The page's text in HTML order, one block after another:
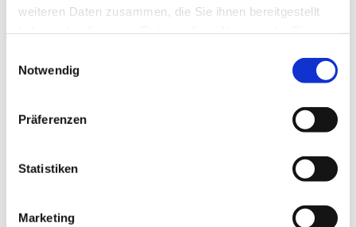
weiteren Daten zusammen, die Sie ihnen bereitgestellt
Notwendig
Präferenzen
Statistiken
Marketing
Dies könnte Sie auch